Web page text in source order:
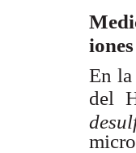
iones
En
del